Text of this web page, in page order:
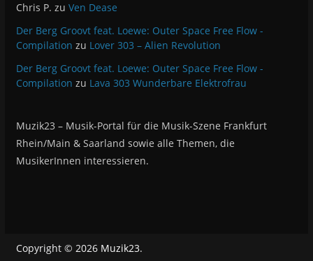
Chris P. zu Ven Dease
Der Berg Groovt feat. Loewe: Outer Space Free Flow -
Compilation zu Lover 303 – Alien Revolution
Der Berg Groovt feat. Loewe: Outer Space Free Flow -
Compilation zu Lava 303 Wunderbare Elektrofrau
Muzik23 – Musik-Portal für die Musik-Szene Frankfurt
Rhein/Main & Saarland sowie alle Themen, die
MusikerInnen interessieren.
Copyright © 2026 Muzik23.